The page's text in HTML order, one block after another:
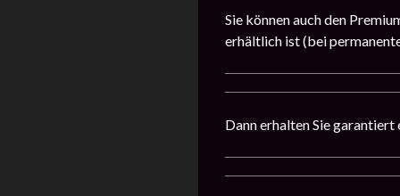
Sie können auch den
erhältlich ist (bei
Dann erhalten Sie